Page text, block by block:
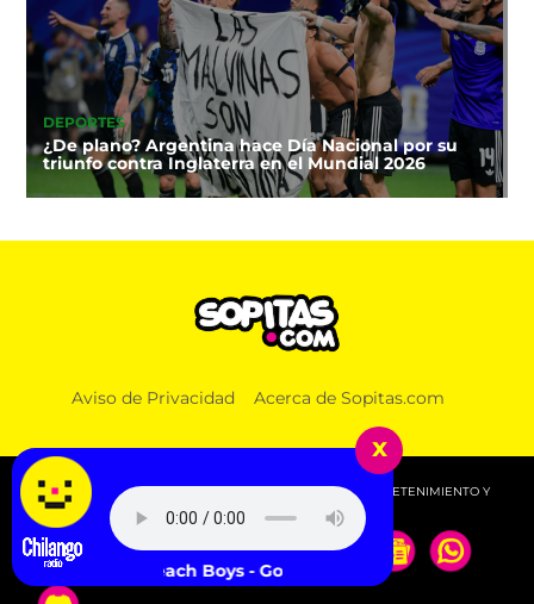
DEPORTES
¿De plano? Argentina hace Día Nacional por su
triunfo contra Inglaterra en el Mundial 2026
Aviso de Privacidad Acerca de Sopitas.com
© 2026 SOPITAS.COM - MÚSICA, NOTICIAS, DEPORTES, ENTRETENIMIENTO Y
MÁS!.
x
The Beach Boys - Good Vibrations